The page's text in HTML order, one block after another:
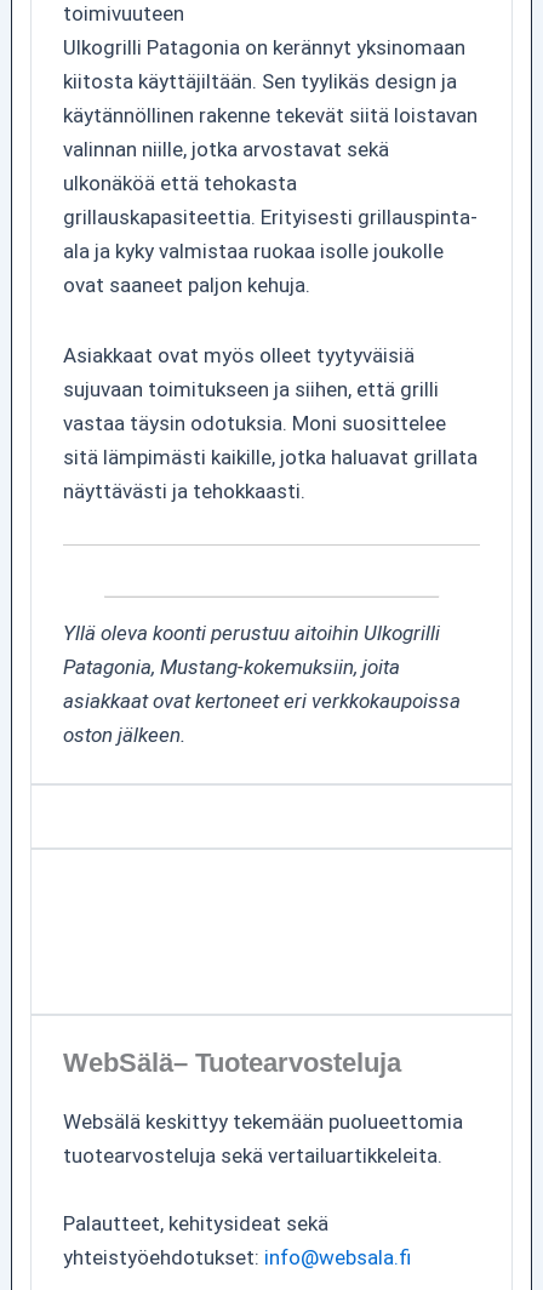
toimivuuteen
Ulkogrilli Patagonia on kerännyt yksinomaan
kiitosta käyttäjiltään. Sen tyylikäs design ja
käytännöllinen rakenne tekevät siitä loistavan
valinnan niille, jotka arvostavat sekä
ulkonäköä että tehokasta
grillauskapasiteettia. Erityisesti grillauspinta-
ala ja kyky valmistaa ruokaa isolle joukolle
ovat saaneet paljon kehuja.
Asiakkaat ovat myös olleet tyytyväisiä
sujuvaan toimitukseen ja siihen, että grilli
vastaa täysin odotuksia. Moni suosittelee
sitä lämpimästi kaikille, jotka haluavat grillata
näyttävästi ja tehokkaasti.
Yllä oleva koonti perustuu aitoihin Ulkogrilli
Patagonia, Mustang-kokemuksiin, joita
asiakkaat ovat kertoneet eri verkkokaupoissa
oston jälkeen.
WebSälä– Tuotearvosteluja
Websälä keskittyy tekemään puolueettomia
tuotearvosteluja sekä vertailuartikkeleita.
Palautteet, kehitysideat sekä
yhteistyöehdotukset: info@websala.fi